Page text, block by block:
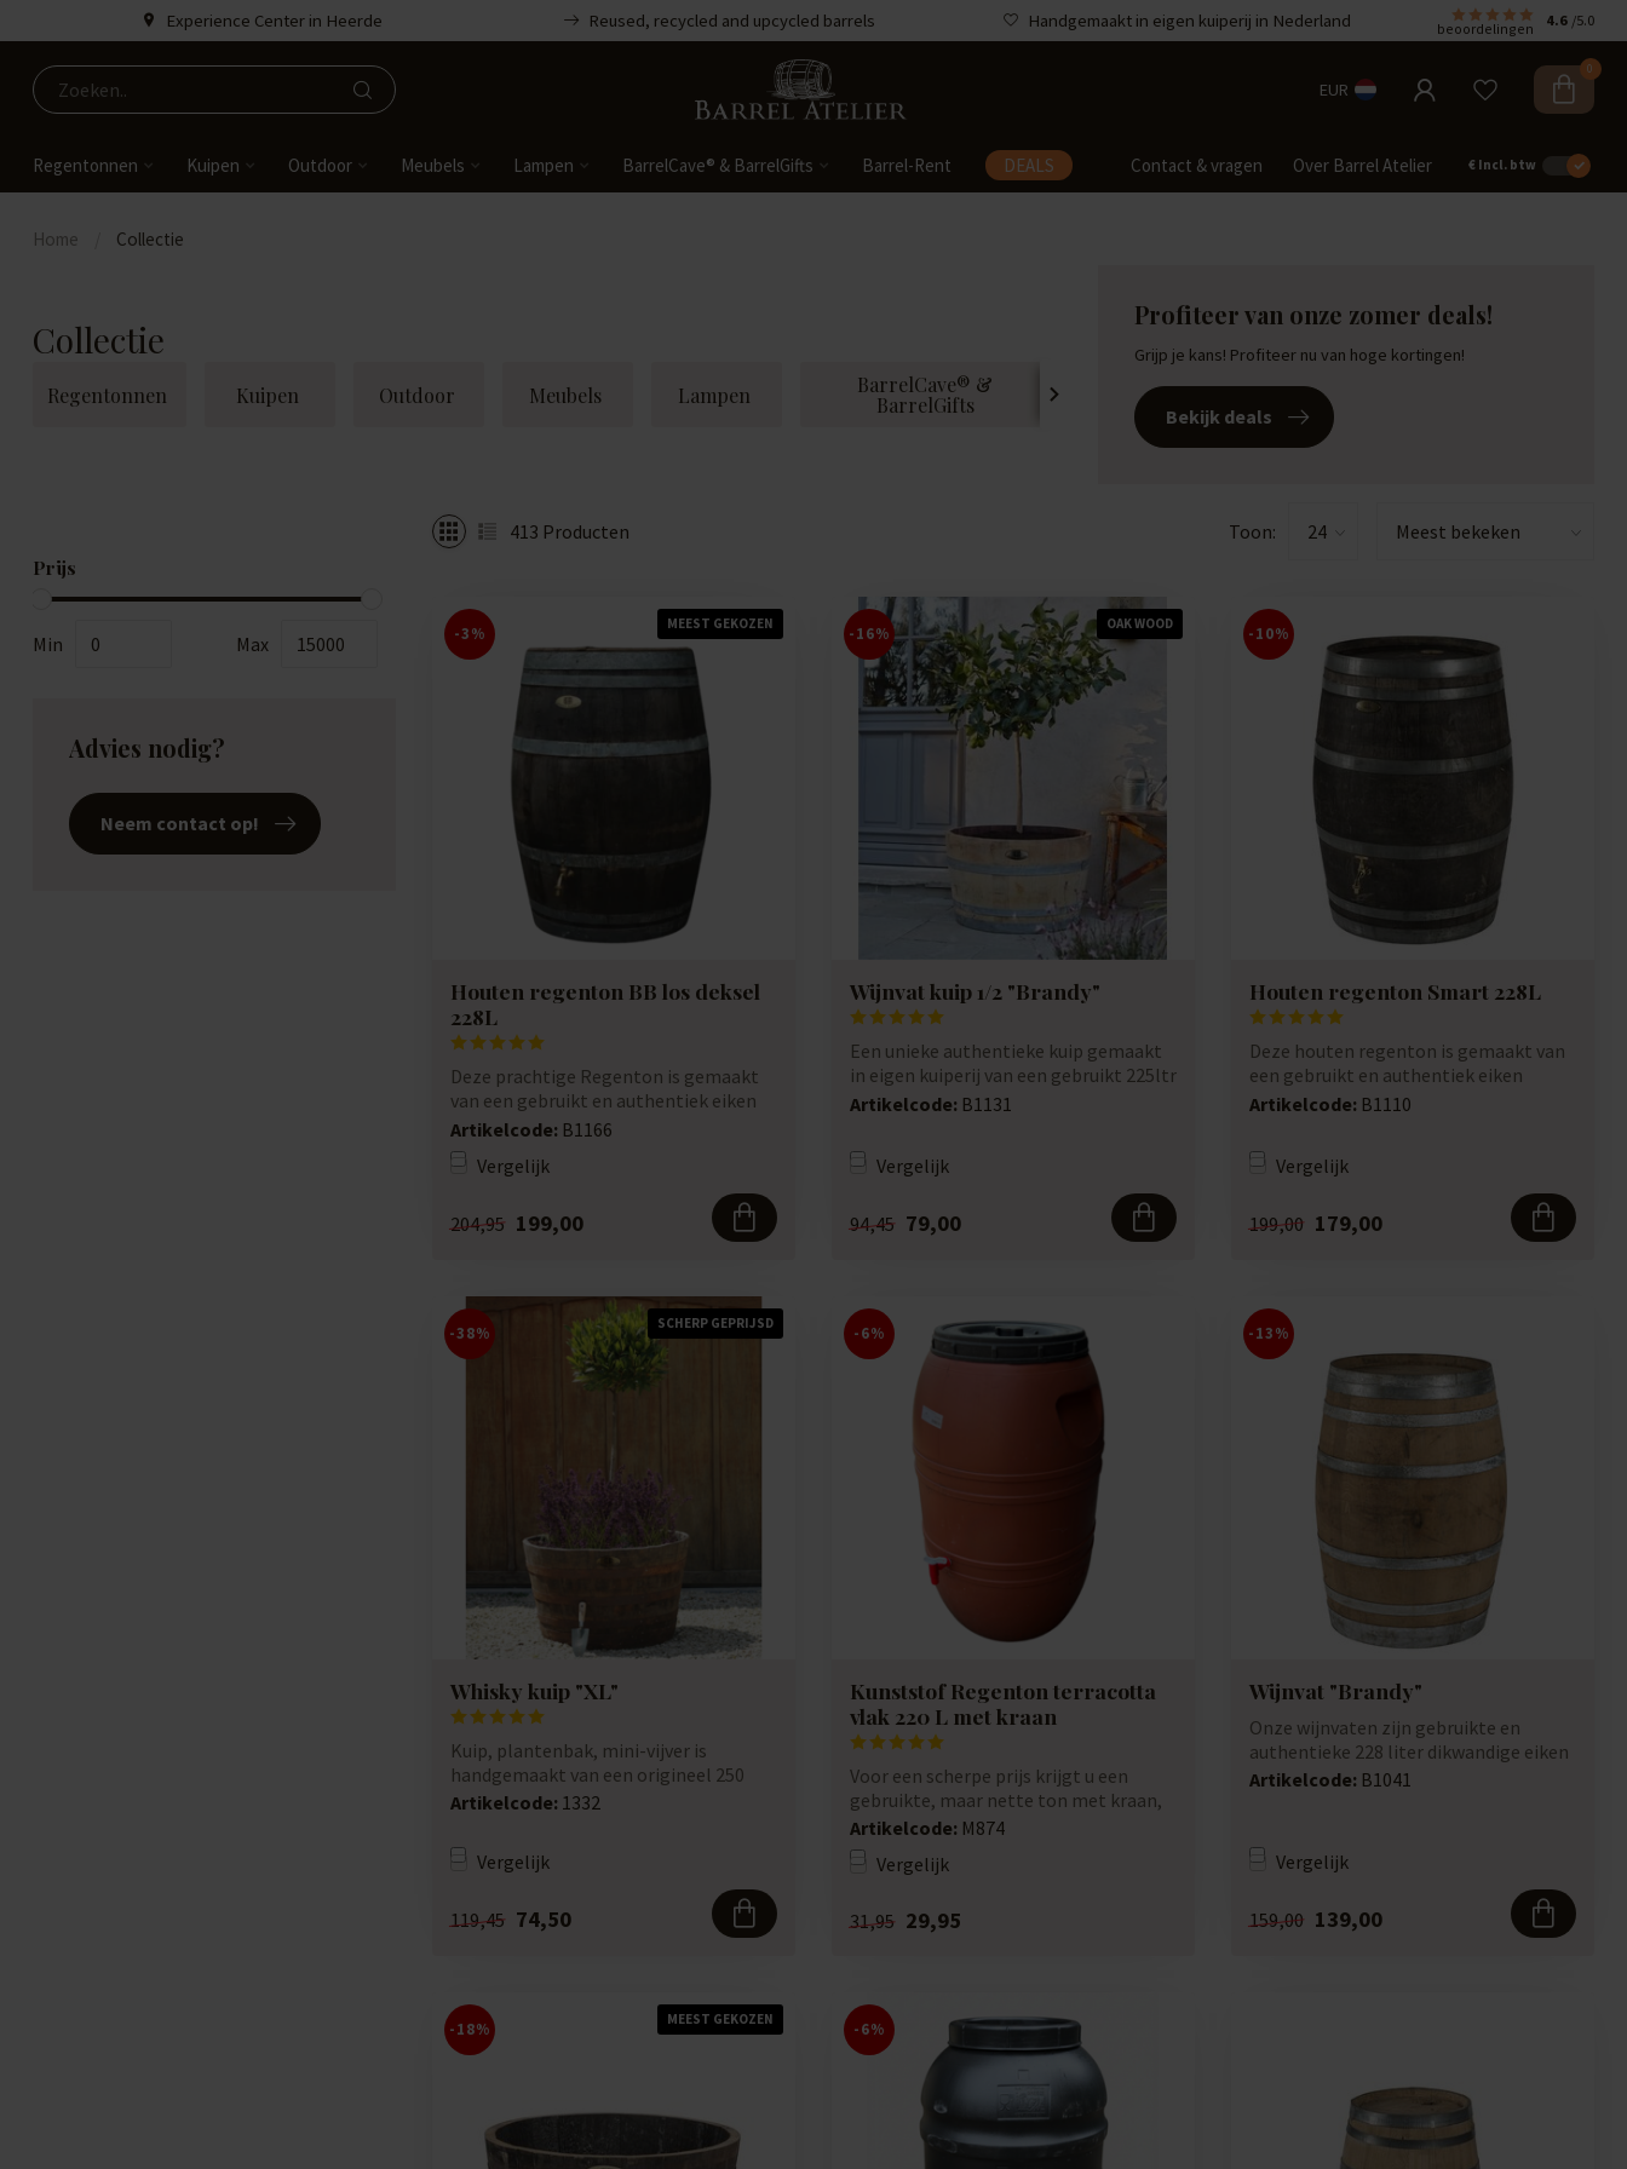
Experience Center in Heerde Reused, recycled and upcycled barrels Handgemaakt in eigen kuiperij in Nederland beoordelingen 4.6 /5.0
EUR
0
Regentonnen Kuipen Outdoor Meubels Lampen BarrelCave® & BarrelGifts Barrel-Rent DEALS Contact & vragen Over Barrel Atelier € Incl. btw
Home Collectie
Collectie
Regentonnen Kuipen Outdoor Meubels Lampen
BarrelCave® &
BarrelGifts
Barrel-Rent Deals
Profiteer van onze zomer deals!
Grijp je kans! Profiteer nu van hoge kortingen!
Bekijk deals
Prijs
Min Max
Advies nodig?
Neem contact op!
413 Producten Toon:
MEEST GEKOZEN
-3%
Houten regenton BB los deksel
228L
Deze prachtige Regenton is gemaakt
van een gebruikt en authentiek eiken
wijnvat....
Artikelcode: B1166
Vergelijk
204,95 199,00
OAK WOOD
-16%
Wijnvat kuip 1/2 "Brandy"
Een unieke authentieke kuip gemaakt
in eigen kuiperij van een gebruikt 225ltr
wi...
Artikelcode: B1131
Vergelijk
94,45 79,00
-10%
Houten regenton Smart 228L
Deze houten regenton is gemaakt van
een gebruikt en authentiek eiken
wijnvat. De...
Artikelcode: B1110
Vergelijk
199,00 179,00
SCHERP GEPRIJSD
-38%
Whisky kuip "XL"
Kuip, plantenbak, mini-vijver is
handgemaakt van een origineel 250
liter Whiskyv...
Artikelcode: 1332
Vergelijk
119,45 74,50
-6%
Kunststof Regenton terracotta
vlak 220 L met kraan
Voor een scherpe prijs krijgt u een
gebruikte, maar nette ton met kraan,
geschik...
Artikelcode: M874
Vergelijk
31,95 29,95
-13%
Wijnvat "Brandy"
Onze wijnvaten zijn gebruikte en
authentieke 228 liter dikwandige eiken
wijnvate...
Artikelcode: B1041
Vergelijk
159,00 139,00
MEEST GEKOZEN
-18% -6%